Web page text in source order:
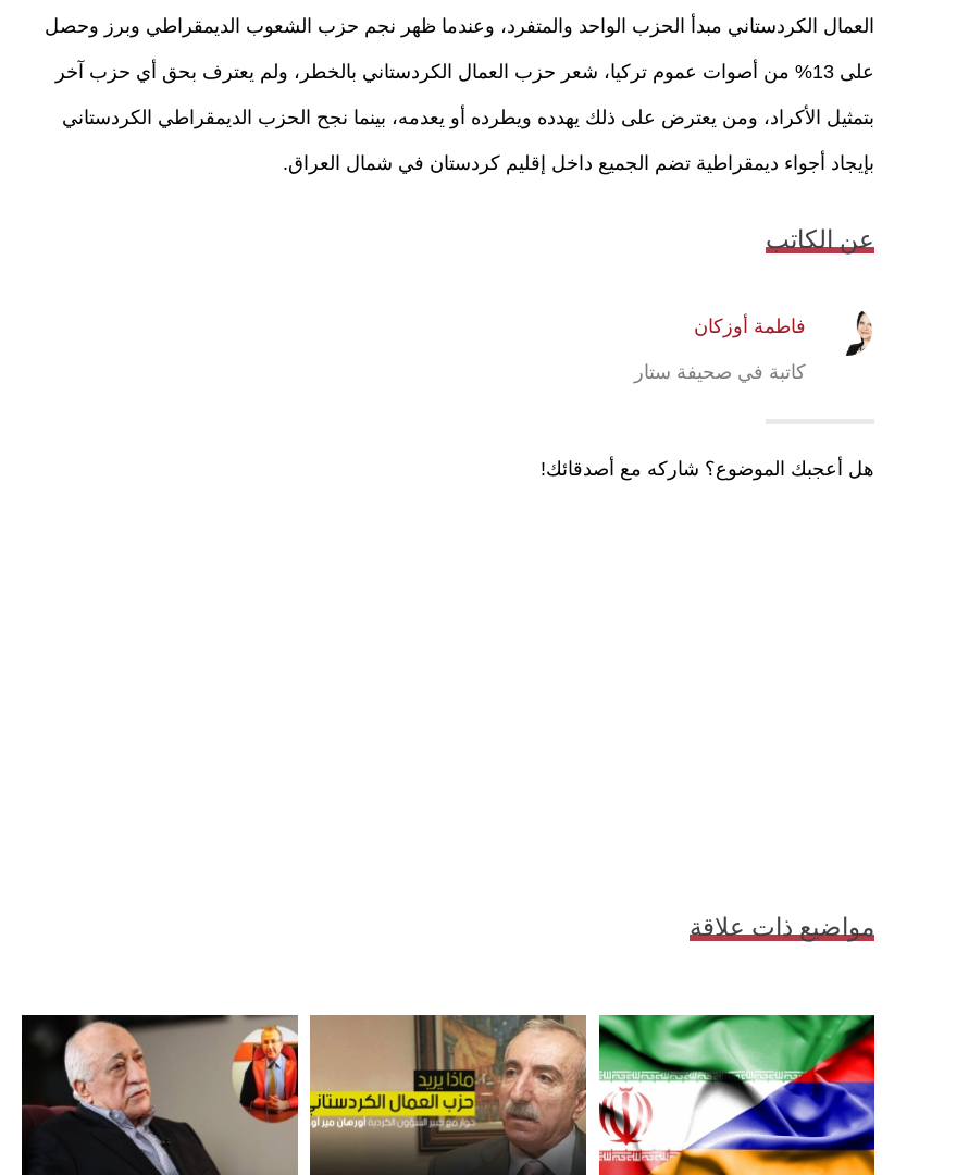
العمال الكردستاني مبدأ الحزب الواحد والمتفرد، وعندما ظهر نجم حزب الشعوب الديمقراطي وبرز وحصل
على 13% من أصوات عموم تركيا، شعر حزب العمال الكردستاني بالخطر، ولم يعترف بحق أي حزب آخر
بتمثيل الأكراد، ومن يعترض على ذلك يهدده ويطرده أو يعدمه، بينما نجح الحزب الديمقراطي الكردستاني
بإيجاد أجواء ديمقراطية تضم الجميع داخل إقليم كردستان في شمال العراق.
عن الكاتب
فاطمة أوزكان
كاتبة في صحيفة ستار
هل أعجبك الموضوع؟ شاركه مع أصدقائك!
مواضيع ذات علاقة